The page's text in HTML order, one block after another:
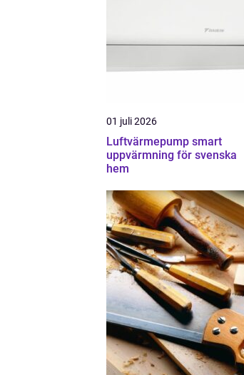
01 juli 2026
Luftvärmepump smart
uppvärmning för svenska
hem